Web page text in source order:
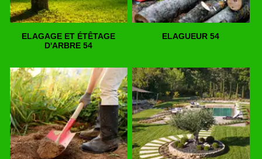
ELAGAGE ET ÉTÊTAGE
D'ARBRE 54
ELAGUEUR 54